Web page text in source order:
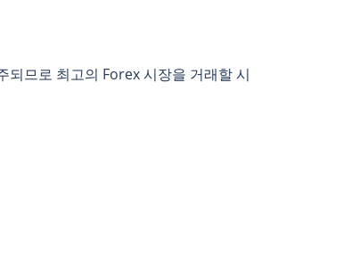
되므로 최고의 Forex 시장을 거래할 시